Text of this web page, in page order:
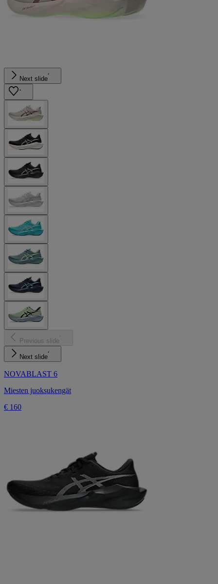
Next slide
Previous slide
Next slide
NOVABLAST 6
Miesten juoksukengät
€ 160